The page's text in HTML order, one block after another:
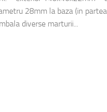
28mm la baza (in partea
diverse marturii...